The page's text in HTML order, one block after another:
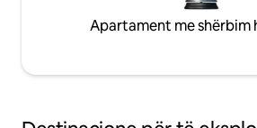
Apartament me shërbim